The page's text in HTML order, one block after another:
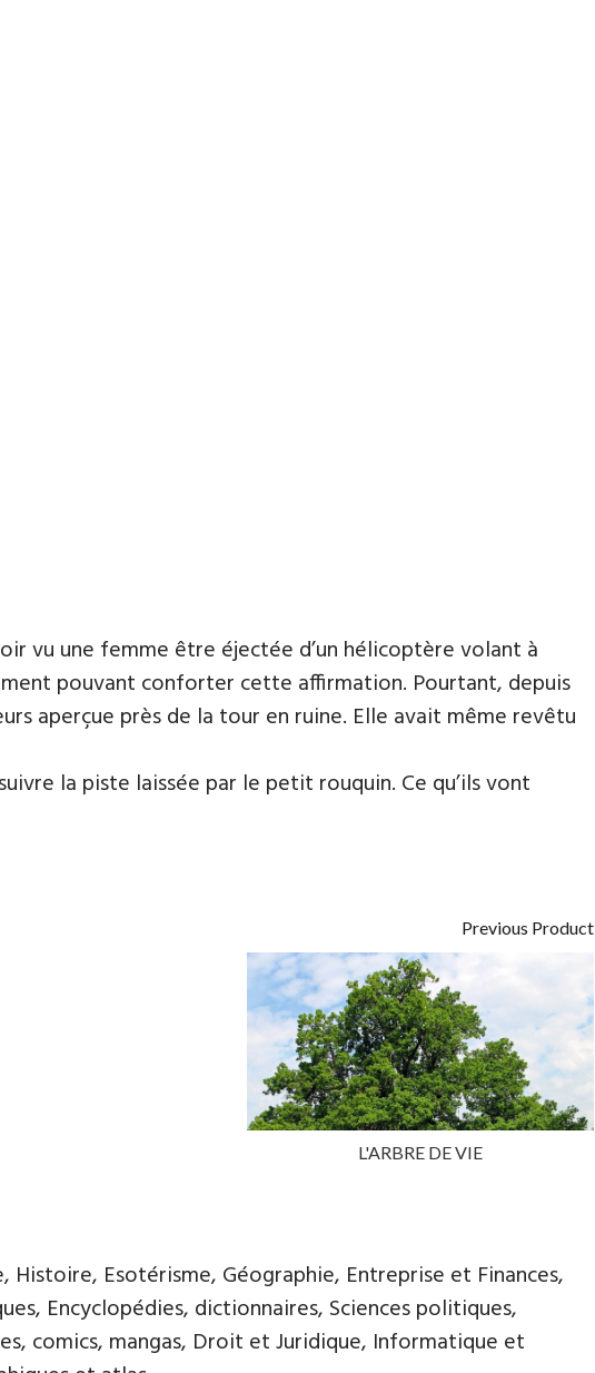
vu une femme être éjectée d’un hélicoptère volant à
pouvant conforter cette affirmation. Pourtant, depuis
aperçue près de la tour en ruine. Elle avait même revêtu
la piste laissée par le petit rouquin. Ce qu’ils vont
Previous Product
L'ARBRE DE VIE
Esotérisme, Géographie, Entreprise et Finances,
Encyclopédies, dictionnaires, Sciences politiques,
comics, mangas, Droit et Juridique, Informatique et